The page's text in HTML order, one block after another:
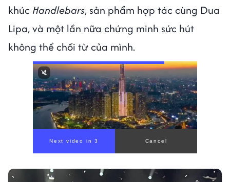
khúc Handlebars, sản phẩm hợp tác cùng Dua
Lipa, và một lần nữa chứng minh sức hút
không thể chối từ của mình.